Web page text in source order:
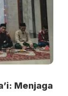
Menjaga